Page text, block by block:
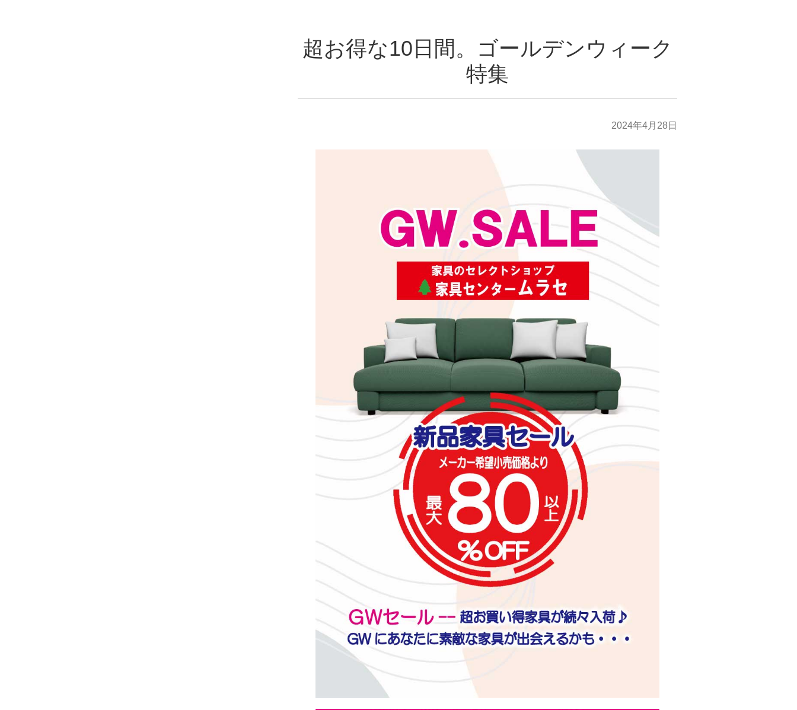
超お得な10日間。ゴールデンウィーク
特集
2024年4月28日